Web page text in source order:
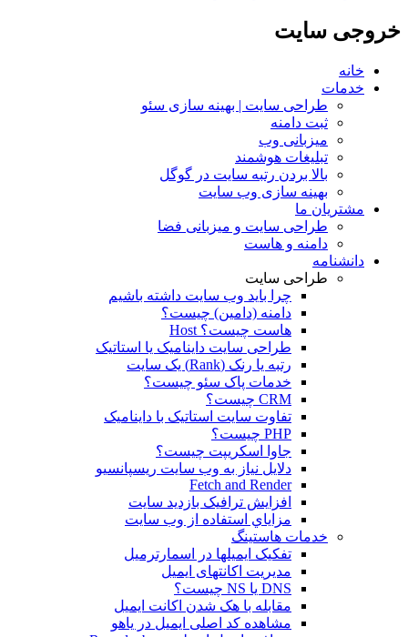
خروجی سایت
خانه
خدمات
طراحی سایت | بهینه سازی سئو
ثبت دامنه
میزبانی وب
تبلیغات هوشمند
بالا بردن رتبه سایت در گوگل
بهینه سازی وب سایت
مشتریان ما
طراحی سایت و میزبانی فضا
دامنه و هاست
دانشنامه
طراحی سایت
چرا باید وب سایت داشته باشیم
دامنه (دامین) چیست؟
هاست چیست؟ Host
طراحی سایت داینامیک یا استاتیک
رتبه یا رنک (Rank) یک سایت
خدمات پاک سئو چیست؟
CRM چیست؟
تفاوت سایت استاتیک با داینامیک
PHP چیست؟
جاوا اسکریپت چیست؟
دلايل نياز به وب سايت ريسپانسيو
Fetch and Render
افزایش ترافیک بازدید سایت
مزاياي استفاده از وب سايت
خدمات هاستینگ
تفکیک ایمیلها در اسمارترمیل
مدیریت اکانتهای ایمیل
DNS یا NS چیست؟
مقابله با هک شدن اکانت ایمیل
مشاهده کد اصلی ایمیل در یاهو